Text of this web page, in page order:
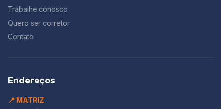
Trabalhe conosco
Quero ser corretor
Contato
Endereços
📍 MATRIZ